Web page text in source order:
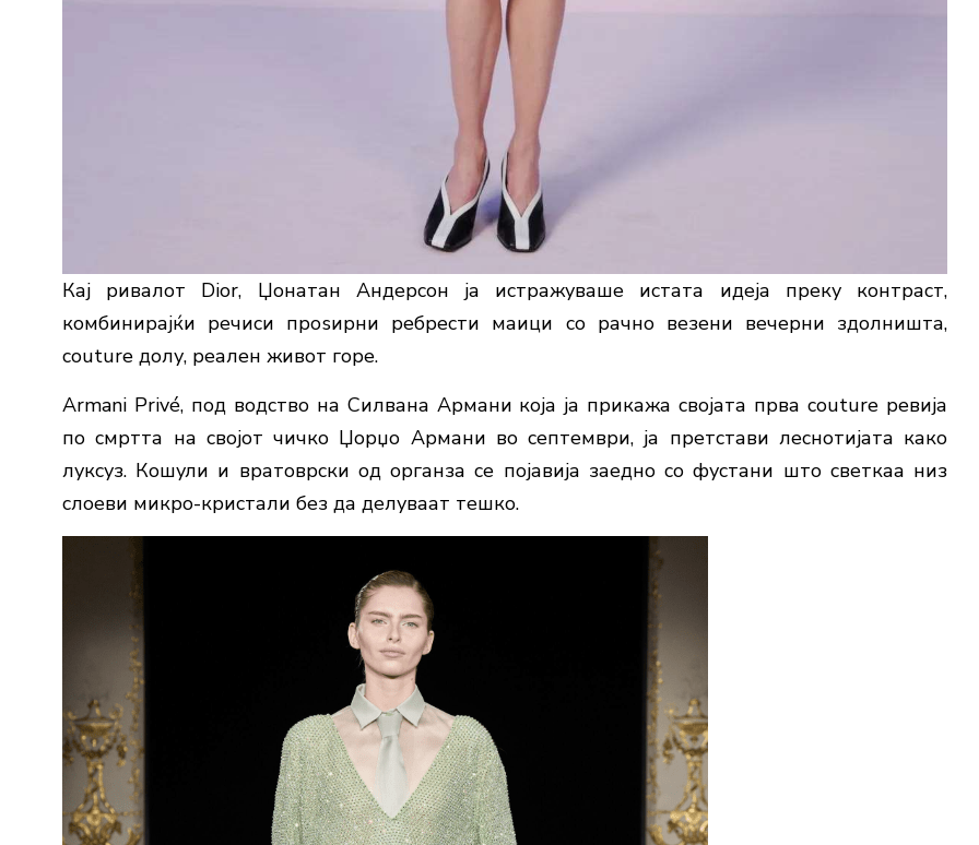
Кај ривалот Dior, Џонатан Андерсон ја истражуваше истата идеја преку контраст,
комбинирајќи речиси проѕирни ребрести маици со рачно везени вечерни здолништа,
couture долу, реален живот горе.
Armani Privé, под водство на Силвана Армани која ја прикажа својата прва couture ревија
по смртта на својот чичко Џорџо Армани во септември, ја претстави леснотијата како
луксуз. Кошули и вратоврски од органза се појавија заедно со фустани што светкаа низ
слоеви микро-кристали без да делуваат тешко.